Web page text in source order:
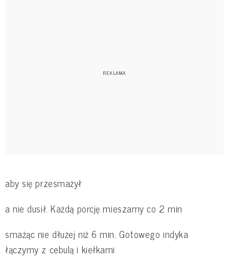
aby się przesmażył
a nie dusił. Każdą porcję mieszamy co 2 min
smażąc nie dłużej niż 6 min. Gotowego indyka
łączymy z cebulą i kiełkami